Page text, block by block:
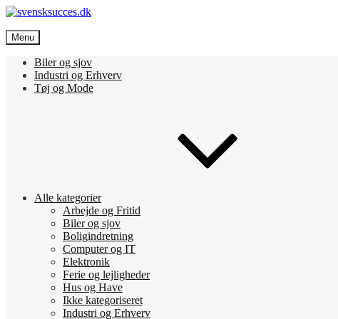
Skip
content
svensksucces.dk
Vi bringer de bedste nyheder, både fra Sverige og Danmark
Menu
Biler og sjov
Industri og Erhverv
Tøj og Mode
Alle kategorier
Arbejde og Fritid
Biler og sjov
Boligindretning
Computer og IT
Elektronik
Ferie og lejligheder
Hus og Have
Ikke kategoriseret
Industri og Erhverv